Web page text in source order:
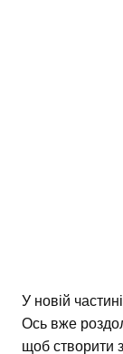
У новій
Ось вже
щоб створити